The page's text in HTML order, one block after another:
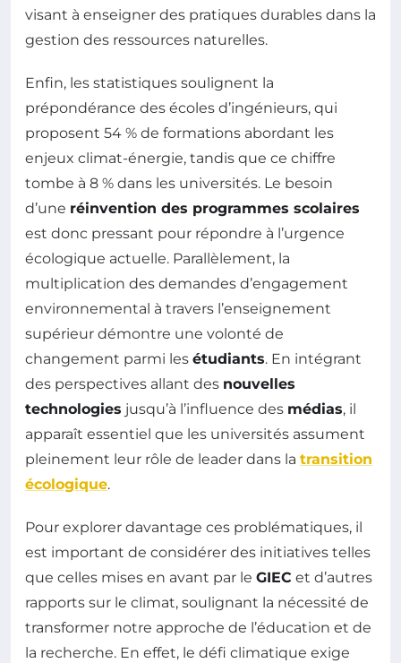
visant à enseigner des pratiques durables dans la
gestion des ressources naturelles.
Enfin, les statistiques soulignent la
prépondérance des écoles d’ingénieurs, qui
proposent 54 % de formations abordant les
enjeux climat-énergie, tandis que ce chiffre
tombe à 8 % dans les universités. Le besoin
d’une réinvention des programmes scolaires
est donc pressant pour répondre à l’urgence
écologique actuelle. Parallèlement, la
multiplication des demandes d’engagement
environnemental à travers l’enseignement
supérieur démontre une volonté de
changement parmi les étudiants. En intégrant
des perspectives allant des nouvelles
technologies jusqu’à l’influence des médias, il
apparaît essentiel que les universités assument
pleinement leur rôle de leader dans la transition
écologique.
Pour explorer davantage ces problématiques, il
est important de considérer des initiatives telles
que celles mises en avant par le GIEC et d’autres
rapports sur le climat, soulignant la nécessité de
transformer notre approche de l’éducation et de
la recherche. En effet, le défi climatique exige